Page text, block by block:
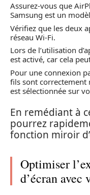
Assurez-vous que
Samsung est un
Vérifiez que les deux
réseau Wi-Fi.
Lors de l’utilisation
est activé, car cela
Pour une connexion
fils sont correctement
est sélectionnée sur
En remédiant à
pourrez
fonction miroir
Optimiser
d’écran avec